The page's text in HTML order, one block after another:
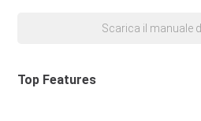
Scarica il manuale
Top Features